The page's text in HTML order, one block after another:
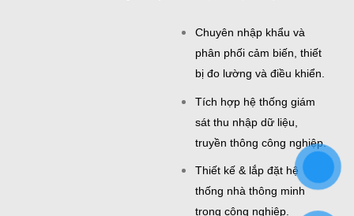
Chuyên nhập khẩu và
phân phối cảm biến, thiết
bị đo lường và điều khiển.
Tích hợp hệ thống giám
sát thu nhập dữ liệu,
truyền thông công nghiệp.
Thiết kế & lắp đặt hệ
thống nhà thông minh
trong công nghiệp.